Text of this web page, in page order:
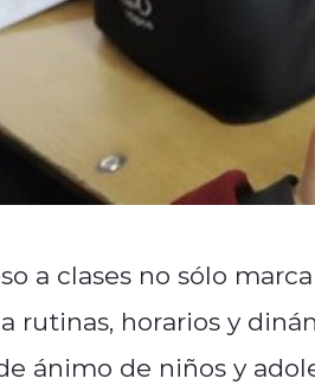
a clases no sólo
rutinas, horarios y
ánimo de niños y